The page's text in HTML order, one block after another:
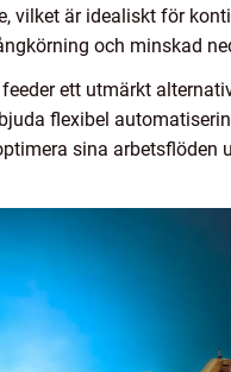
vilket är idealiskt för
och minskad
ett utmärkt
flexibel
sina arbetsflöden